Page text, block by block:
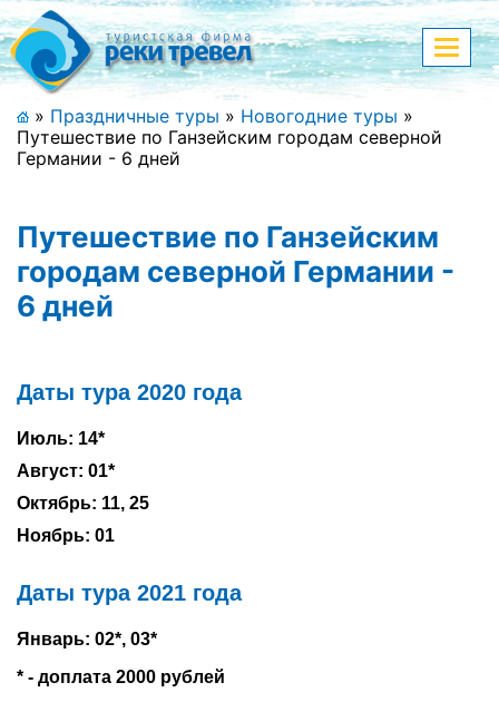
Меню
+7 (911) 182-44-68
Адрес офиса, контакты
Главная
Праздничные туры
Страны и направления
Поиск тура
Туры по России
Автобусные туры
Круизы
Туры на пароме
меню
» Праздничные туры » Новогодние туры »
Путешествие по Ганзейским городам северной
Германии - 6 дней
Путешествие по Ганзейским
городам северной Германии -
6 дней
Даты тура 2020 года
Июль: 14*
Август: 01*
Октябрь: 11, 25
Ноябрь: 01
Даты тура 2021 года
Январь: 02*, 03*
* - доплата 2000 рублей